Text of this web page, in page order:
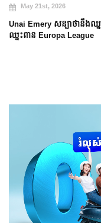
May 21st, 2026
Emery សន្យាថានឹងឈ្នះព
នះពាន Europa League